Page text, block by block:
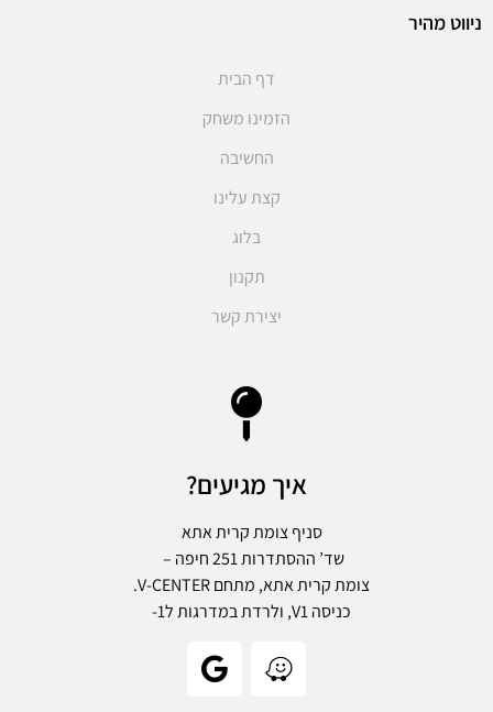
ניווט מהיר
דף הבית
הזמינו משחק
החשיבה
קצת עלינו
בלוג
תקנון
יצירת קשר
איך מגיעים?
סניף צומת קרית אתא
שד’ ההסתדרות 251 חיפה –
צומת קרית אתא, מתחם V-CENTER.
כניסה V1, ולרדת במדרגות ל1-